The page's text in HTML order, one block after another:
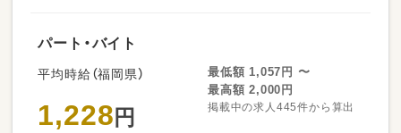
パート・バイト
平均時給（福岡県）
1,228 円
最低額 1,057円 〜
最高額 2,000円
掲載中の求人445件から算出